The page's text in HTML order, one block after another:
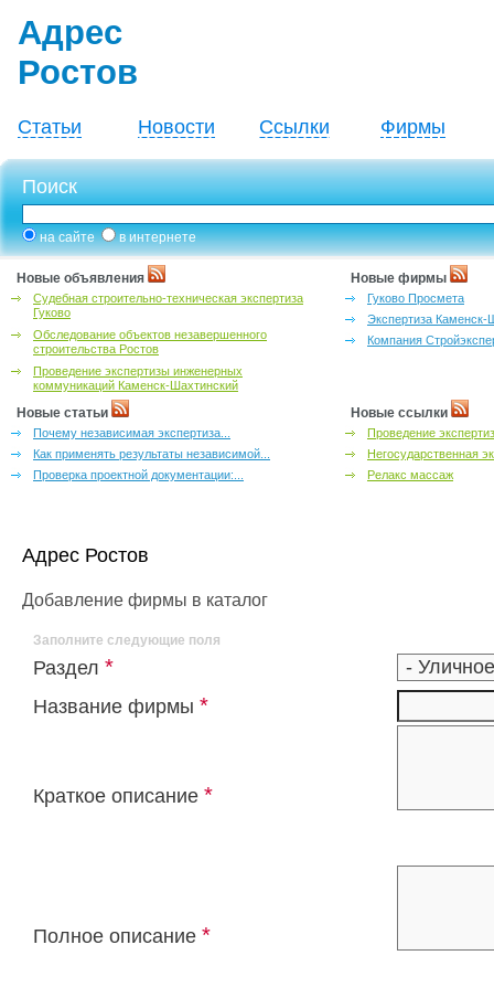
Адрес
Ростов
Статьи Новости Ссылки Фирмы
Поиск
на сайте в интернете
Новые объявления
Судебная строительно-техническая экспертиза
Гуково
Обследование объектов незавершенного
строительства Ростов
Проведение экспертизы инженерных
коммуникаций Каменск-Шахтинский
Новые фирмы
Гуково Просмета
Экспертиза Каменск-
Компания
Новые статьи
Почему независимая экспертиза...
Как применять результаты независимой...
Проверка проектной документации:...
Новые ссылки
Проведение
Негосударственная
Релакс массаж
Адрес Ростов
Добавление фирмы в каталог
Заполните следующие поля
Раздел *
Название фирмы *
Краткое описание *
Полное описание *